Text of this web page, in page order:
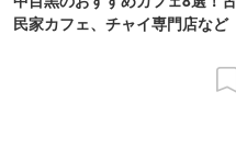
民家カフェ、チャイ専門店など